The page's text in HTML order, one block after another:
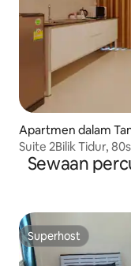
Apartmen dalam
Suite 2Bilik Tidur,
Sewaan
Superhost
Superhost